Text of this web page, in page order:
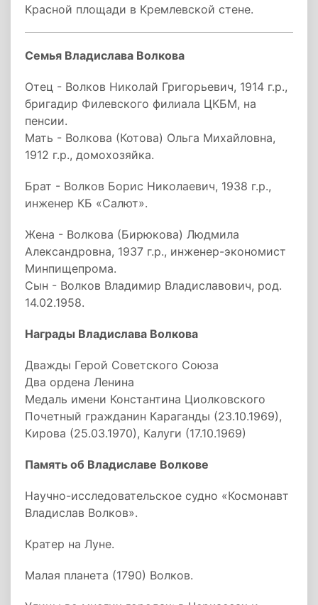
Красной площади в Кремлевской стене.
Семья Владислава Волкова
Отец - Волков Николай Григорьевич, 1914 г.р.,
бригадир Филевского филиала ЦКБМ, на
пенсии.
Мать - Волкова (Котова) Ольга Михайловна,
1912 г.р., домохозяйка.
Брат - Волков Борис Николаевич, 1938 г.р.,
инженер КБ «Салют».
Жена - Волкова (Бирюкова) Людмила
Александровна, 1937 г.р., инженер-экономист
Минпищепрома.
Сын - Волков Владимир Владиславович, род.
14.02.1958.
Награды Владислава Волкова
Дважды Герой Советского Союза
Два ордена Ленина
Медаль имени Константина Циолковского
Почетный гражданин Караганды (23.10.1969),
Кирова (25.03.1970), Калуги (17.10.1969)
Память об Владиславе Волкове
Научно-исследовательское судно «Космонавт
Владислав Волков».
Кратер на Луне.
Малая планета (1790) Волков.